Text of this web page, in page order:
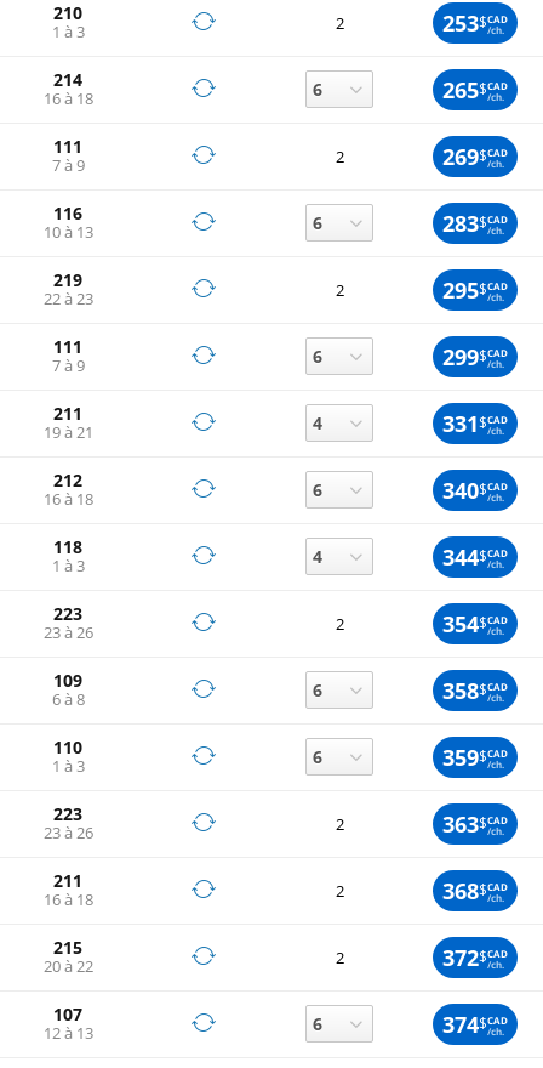
210
1 à 3 2 253$CAD
/ch.
214
16 à 18 265$CAD
/ch.
111
7 à 9 2 269$CAD
/ch.
116
10 à 13 283$CAD
/ch.
219
22 à 23 2 295$CAD
/ch.
111
7 à 9 299$CAD
/ch.
211
19 à 21 331$CAD
/ch.
212
16 à 18 340$CAD
/ch.
118
1 à 3 344$CAD
/ch.
223
23 à 26 2 354$CAD
/ch.
109
6 à 8 358$CAD
/ch.
110
1 à 3 359$CAD
/ch.
223
23 à 26 2 363$CAD
/ch.
211
16 à 18 2 368$CAD
/ch.
215
20 à 22 2 372$CAD
/ch.
107
12 à 13 374$CAD
/ch.